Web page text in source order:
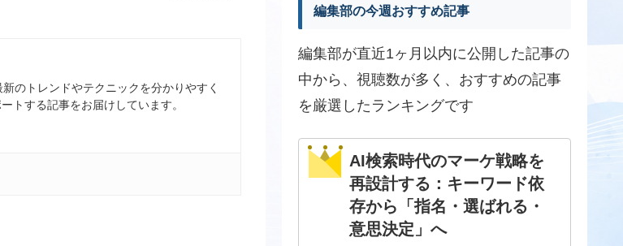
のトレンドやテクニックを分かりやすく
トする記事をお届けしています。
編集部の今週おすすめ記事
編集部が直近1ヶ月以内に公開した記事の
中から、視聴数が多く、おすすめの記事
を厳選したランキングです
AI検索時代のマーケ戦略を
再設計する：キーワード依
存から「指名・選ばれる・
意思決定」へ